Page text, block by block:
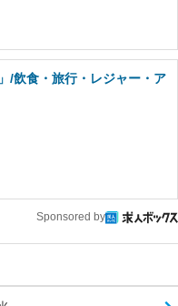
/飲食・旅行・レジャー・ア
Sponsored by